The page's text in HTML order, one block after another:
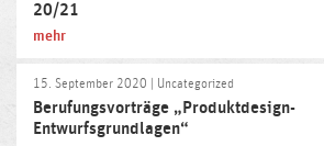
20/21
mehr
15. September 2020 | Uncategorized
Berufungsvorträge „Produktdesign-
Entwurfsgrundlagen“